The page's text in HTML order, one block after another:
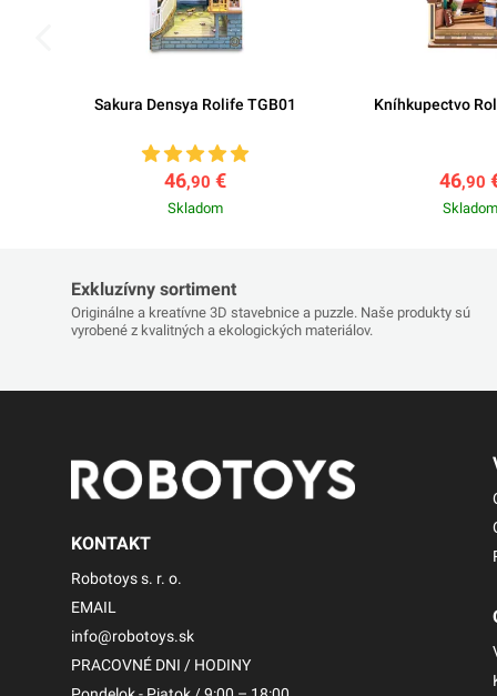
Sakura Densya Rolife TGB01
46,90 €
Skladom
Kníhkupectvo
46,90
Skladom
Exkluzívny sortiment
Originálne a kreatívne 3D stavebnice a puzzle. Naše produkty sú
vyrobené z kvalitných a ekologických materiálov.
KONTAKT
Robotoys s. r. o.
EMAIL
info@robotoys.sk
PRACOVNÉ DNI / HODINY